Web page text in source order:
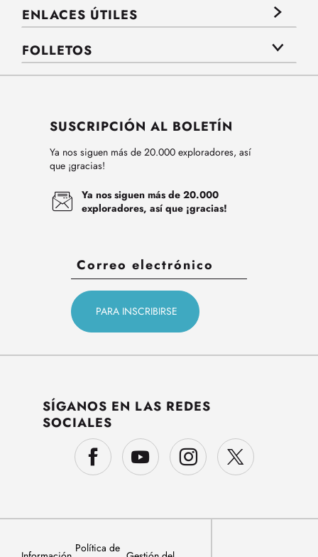
ENLACES ÚTILES
FOLLETOS
SUSCRIPCIÓN AL BOLETÍN
Ya nos siguen más de 20.000 exploradores, así
que ¡gracias!
Ya nos siguen más de 20.000
exploradores, así que ¡gracias!
SÍGANOS EN LAS REDES
SOCIALES
Política de